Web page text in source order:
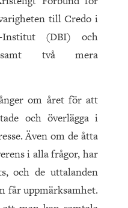
till Credo i
Institut (DBI) och
samt två mera
om året för att
och överlägga i
Även om de åtta
i alla frågor, har
och de uttalanden
får uppmärksamhet.